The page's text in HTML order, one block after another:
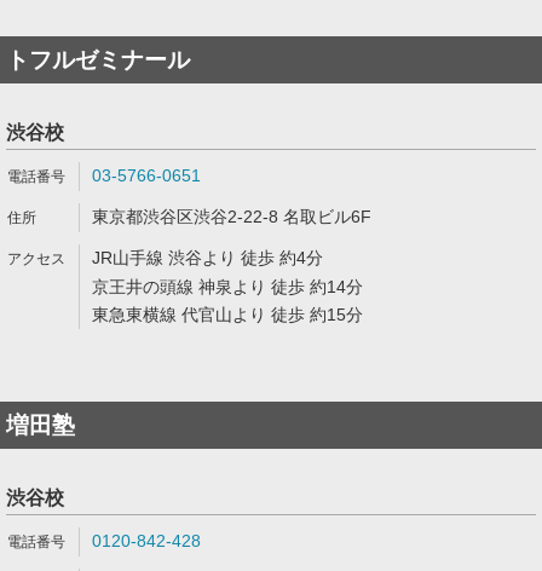
トフルゼミナール
渋谷校
03-5766-0651
東京都渋谷区渋谷2-22-8 名取ビル6F
JR山手線 渋谷より 徒歩 約4分
京王井の頭線 神泉より 徒歩 約14分
東急東横線 代官山より 徒歩 約15分
増田塾
渋谷校
0120-842-428